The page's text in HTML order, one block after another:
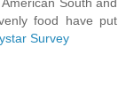
South and
food have put
Survey